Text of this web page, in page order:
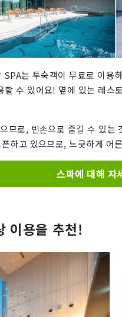
는 투숙객이 무료로 이용
할 수 있어요! 옆에 있는 레스
므로, 빈손으로 즐길 수 있
하고 있으므로, 느긋하게 어
스파에 대해 자
이용을 추천!